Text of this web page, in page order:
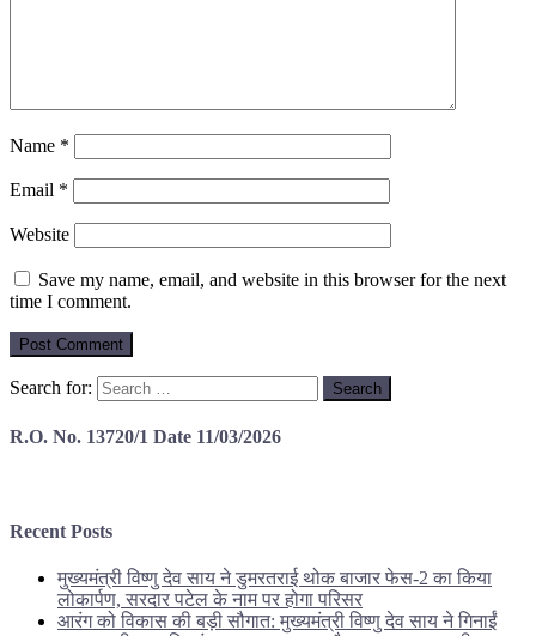
Name *
Email *
Website
Save my name, email, and website in this browser for the next
time I comment.
Search for:
R.O. No. 13720/1 Date 11/03/2026
Recent Posts
मुख्यमंत्री विष्णु देव साय ने डुमरतराई थोक बाजार फेस-2 का किया
लोकार्पण, सरदार पटेल के नाम पर होगा परिसर
आरंग को विकास की बड़ी सौगात: मुख्यमंत्री विष्णु देव साय ने गिनाईं